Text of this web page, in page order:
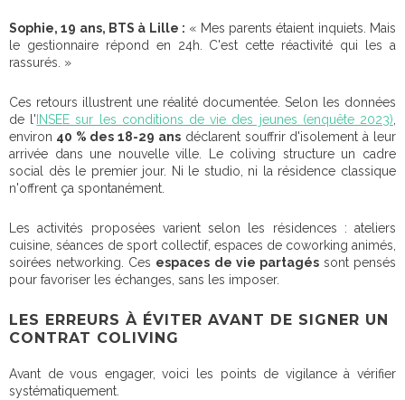
Sophie, 19 ans, BTS à Lille : « Mes parents étaient inquiets. Mais
le gestionnaire répond en 24h. C'est cette réactivité qui les a
rassurés. »
Ces retours illustrent une réalité documentée. Selon les données
de l' INSEE sur les conditions de vie des jeunes (enquête 2023)
environ 40 % des 18-29 ans déclarent souffrir d'isolement à leur
arrivée dans une nouvelle ville. Le coliving structure un cadre
social dès le premier jour. Ni le studio, ni la résidence classique
n'offrent ça spontanément.
Les activités proposées varient selon les résidences : ateliers
cuisine, séances de sport collectif, espaces de coworking animés,
soirées networking. Ces espaces de vie partagéssont pensés
pour favoriser les échanges, sans les imposer.
LES ERREURS À ÉVITER AVANT DE SIGNER UN
CONTRAT COLIVING
Avant de vous engager, voici les points de vigilance à vérifier
systématiquement.